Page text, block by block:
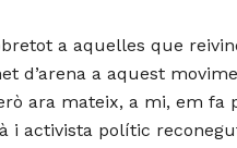
a aquelles que
d’arena a aquest
ara mateix, a mi, em
i activista polític